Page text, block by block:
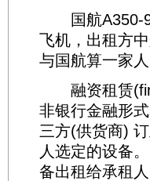
国航A350-
飞机，出租方
与国航算一家人
融资租赁
非银行金融形
三方(供货商)
人选定的设备
备出租给承租